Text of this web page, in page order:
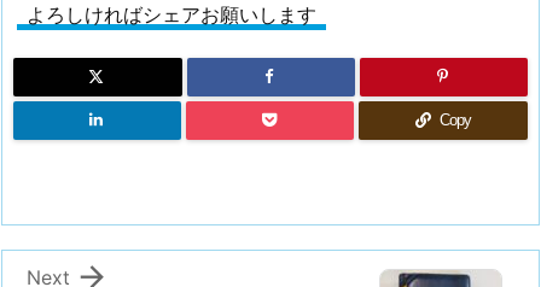
よろしければシェアお願いします
Copy

Next